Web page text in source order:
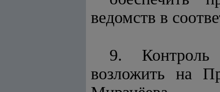
ведомств в
9. Контроль
возложить на